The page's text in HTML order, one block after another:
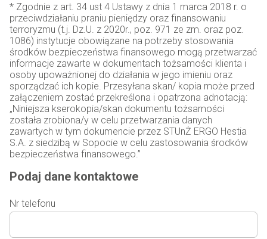
* Zgodnie z art. 34 ust 4 Ustawy z dnia 1 marca 2018 r. o
przeciwdziałaniu praniu pieniędzy oraz finansowaniu
terroryzmu (t.j. Dz.U. z 2020r., poz. 971 ze zm. oraz poz.
1086) instytucje obowiązane na potrzeby stosowania
środków bezpieczeństwa finansowego mogą przetwarzać
informacje zawarte w dokumentach tożsamości klienta i
osoby upoważnionej do działania w jego imieniu oraz
sporządzać ich kopie. Przesyłana skan/ kopia może przed
załączeniem zostać przekreślona i opatrzona adnotacją:
„Niniejsza kserokopia/skan dokumentu tożsamości
została zrobiona/y w celu przetwarzania danych
zawartych w tym dokumencie przez STUnŻ ERGO Hestia
S.A. z siedzibą w Sopocie w celu zastosowania środków
bezpieczeństwa finansowego.”
Podaj dane kontaktowe
Nr telefonu